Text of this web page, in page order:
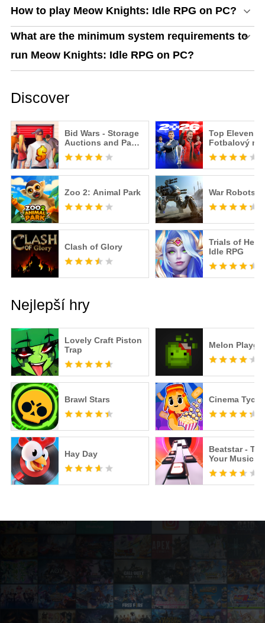
How to play Meow Knights: Idle RPG on PC?
What are the minimum system requirements to
run Meow Knights: Idle RPG on PC?
Discover
Bid Wars - Storage
Auctions and Pawn
Shop Tycoon
Top Eleven
Fotbalový
Zoo 2: Animal Park War Robots
Clash of Glory
Trials of
Idle RPG
Nejlepší hry
Lovely Craft Piston
Trap
Brawl Stars
Hay Day
Melon
Cinema
Beatstar -
Your Music